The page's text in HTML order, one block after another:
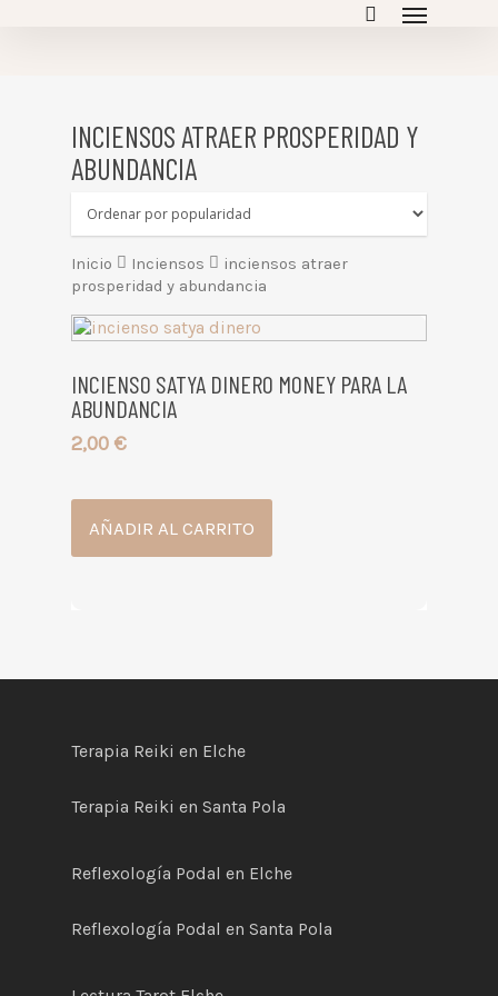
INCIENSOS ATRAER PROSPERIDAD Y
ABUNDANCIA
Inicio Inciensos
inciensos atraer
prosperidad y abundancia
INCIENSO SATYA DINERO MONEY PARA LA
ABUNDANCIA
2,00 €
AÑADIR AL CARRITO
Terapia Reiki en Elche
Terapia Reiki en Santa Pola
Reflexología Podal en Elche
Reflexología Podal en Santa Pola